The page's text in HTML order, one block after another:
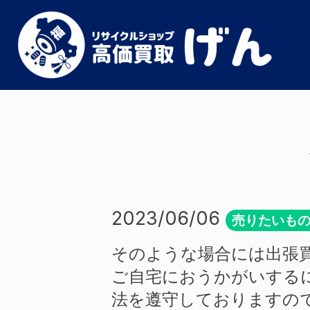
2023/06/06 売りたいも
そのような場合には出張
ご自宅におうかがいする
法を遵守しておりますの